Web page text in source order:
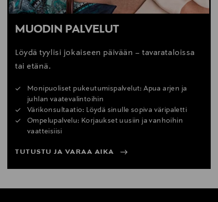
MUODIN PALVELUT
Löydä tyylisi jokaiseen päivään – tavarataloissa
tai etänä.
Monipuoliset pukeutumispalvelut: Apua arjen ja
juhlan vaatevalintoihin
Värikonsultaatio: Löydä sinulle sopiva väripaletti
Ompelupalvelu: Korjaukset uusiin ja vanhoihin
vaatteisiisi
TUTUSTU JA VARAA AIKA